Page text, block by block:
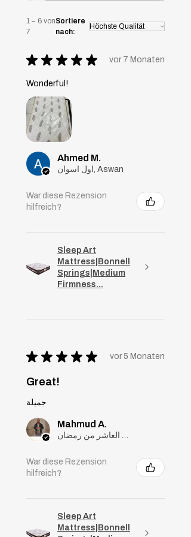
1 – 6 von
7
Sortiere
nach:
★ ★ ★ ★ ★ vor 7 Monaten
Wonderful!
Ahmed M.
اول اسوان, Aswan
War diese Rezension
hilfreich?
Sleep Art
Mattress|Bonnell
Springs|Medium
Firmness...
★ ★ ★ ★ ★ vor 5 Monaten
Great!
جميلة
Mahmud A.
War diese Rezension
hilfreich?
Sleep Art
Mattress|Bonnell